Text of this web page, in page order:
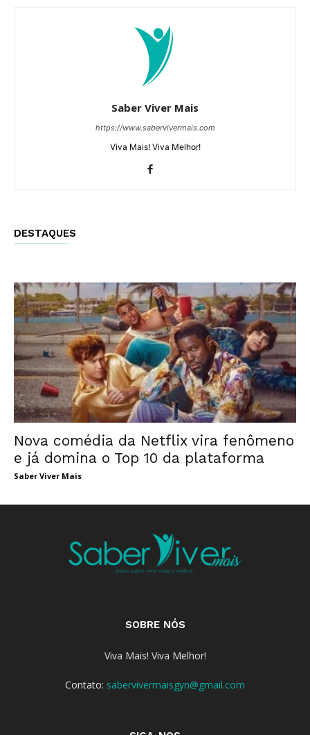
Saber Viver Mais
https://www.sabervivermais.com
Viva Mais! Viva Melhor!
DESTAQUES
Nova comédia da Netflix vira fenômeno
e já domina o Top 10 da plataforma
Saber Viver Mais
SOBRE NÓS
Viva Mais! Viva Melhor!
Contato: sabervivermaisgyn@gmail.com